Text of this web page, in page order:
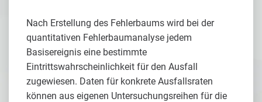
Nach Erstellung des Fehlerbaums wird bei der
quantitativen Fehlerbaumanalyse jedem
Basisereignis eine bestimmte
Eintrittswahrscheinlichkeit für den Ausfall
zugewiesen. Daten für konkrete Ausfallsraten
können aus eigenen Untersuchungsreihen für die